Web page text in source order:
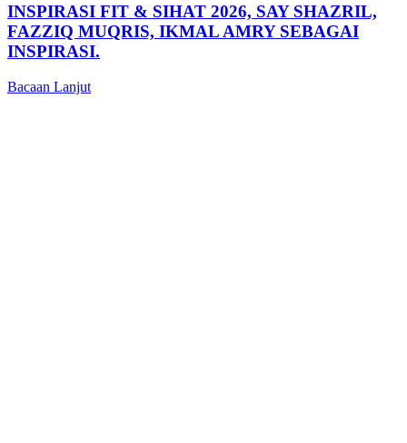
INSPIRASI FIT & SIHAT 2026, SAY SHAZRIL,
FAZZIQ MUQRIS, IKMAL AMRY SEBAGAI
INSPIRASI.
Bacaan Lanjut